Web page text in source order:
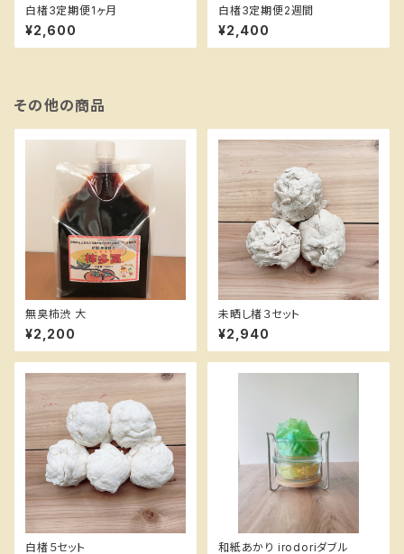
白楮3定期便1ヶ月
¥2,600
白楮3定期便2週間
¥2,400
その他の商品
無臭柿渋 大
¥2,200
未晒し楮３セット
¥2,940
白楮５セット 和紙あかり irodoriダブル